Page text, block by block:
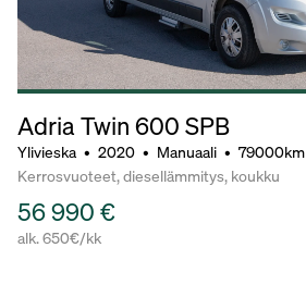
Adria Twin 600 SPB
Ylivieska • 2020 • Manuaali • 79000km
Kerrosvuoteet, diesellämmitys, koukku
56 990 €
alk. 650€/kk